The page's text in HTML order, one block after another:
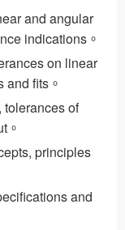
and angular
indications。
on linear
fits。
tolerances of
。
principles
and